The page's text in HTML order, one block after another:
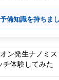
備知識を持ちま